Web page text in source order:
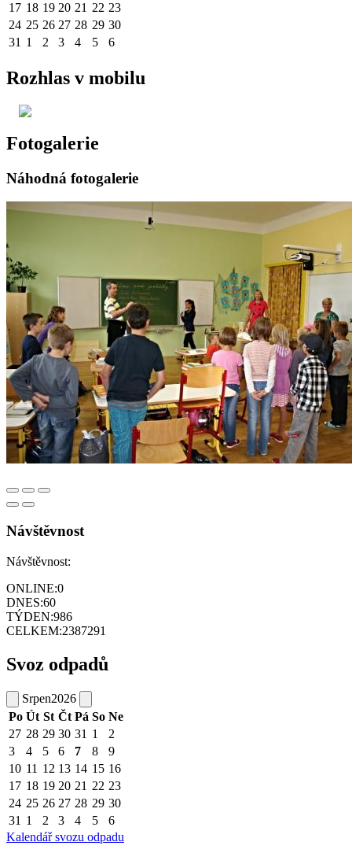
17 18 19 20 21 22 23
24 25 26 27 28 29 30
31 1 2 3 4 5 6
Rozhlas v mobilu
Fotogalerie
Náhodná fotogalerie
Návštěvnost
Návštěvnost:
ONLINE:0
DNES:60
TÝDEN:986
CELKEM:2387291
Svoz odpadů
Srpen2026
Po Út St Čt Pá So Ne
27 28 29 30 31 1
2
3
4 5 6 7 8
9
10 11 12 13 14 15 16
17 18 19 20 21 22 23
24 25 26 27 28 29 30
31 1 2 3 4 5
6
Kalendář svozu odpadu